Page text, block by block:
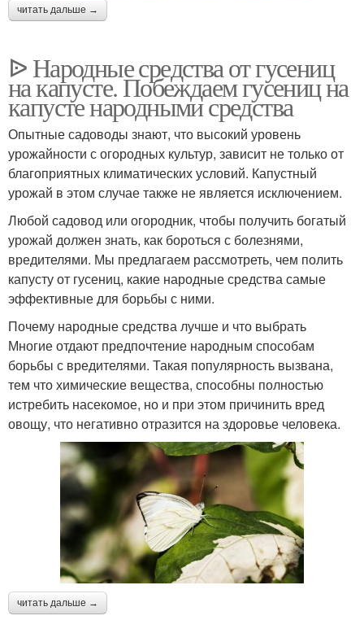
читать дальше →
ᐉ Народные средства от гусениц
на капусте. Побеждаем гусениц на
капусте народными средства
Опытные садоводы знают, что высокий уровень
урожайности с огородных культур, зависит не только от
благоприятных климатических условий. Капустный
урожай в этом случае также не является исключением.
Любой садовод или огородник, чтобы получить богатый
урожай должен знать, как бороться с болезнями,
вредителями. Мы предлагаем рассмотреть, чем полить
капусту от гусениц, какие народные средства самые
эффективные для борьбы с ними.
Почему народные средства лучше и что выбрать
Многие отдают предпочтение народным способам
борьбы с вредителями. Такая популярность вызвана,
тем что химические вещества, способны полностью
истребить насекомое, но и при этом причинить вред
овощу, что негативно отразится на здоровье человека.
читать дальше →